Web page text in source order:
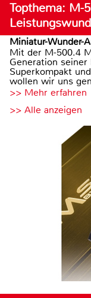
Topthema: M-
Miniatur-Wunder-
Mit der M-500.4
Generation
Superkompakt
wollen wir uns
>> Mehr erfahren
>> Alle anzeigen